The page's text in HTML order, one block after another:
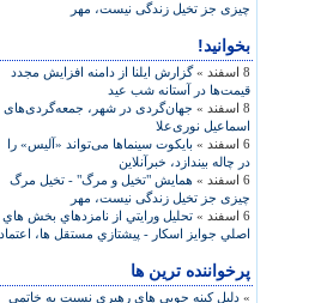
چیزی جز تخیل زندگی نیست، مهر
بخوانید!
8 اسفند »
گزارش ايلنا از دامنه افزايش مجدد
قيمت‌ها در آستانه شب عيد
8 اسفند »
جهان‌گردی در شهر، جمعه‌گردی‌های
اسماعيل نوری‌علا
6 اسفند »
بایکوت سینماها می‌تواند «آلیس» را
در چاله بیندازد، خبرآنلاین
6 اسفند »
همایش "تخیل و مرگ" - تخیل مرگ
چیزی جز تخیل زندگی نیست، مهر
6 اسفند »
تحليل ورايتي از نامزدهاي بخش هاي
اصلي جوايز اسکار - پيشتازي مستقل ها، اعتماد
پرخواننده ترین ها
» دلیل کینه جویی های رهبری نسبت به خاتمی